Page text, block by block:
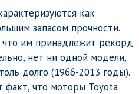
как
запасом прочности.
им принадлежит рекорд
нет ни одной модели,
долго (1966-2013 годы).
факт, что моторы Toyota